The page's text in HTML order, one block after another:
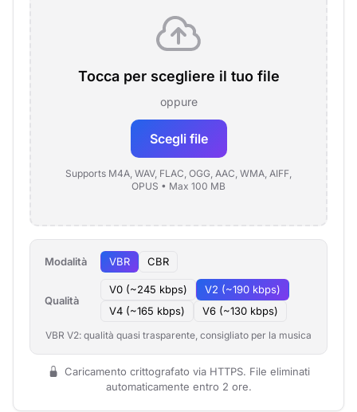
Tocca per scegliere il tuo file
oppure
Scegli file
Supports M4A, WAV, FLAC, OGG, AAC, WMA, AIFF,
OPUS • Max 100 MB
Modalità VBR CBR
Qualità
V0 (~245 kbps)
V2 (~190 kbps)
V4 (~165 kbps)
V6 (~130 kbps)
VBR V2: qualità quasi trasparente, consigliato per la musica
Caricamento crittografato via HTTPS. File eliminati
automaticamente entro 2 ore.